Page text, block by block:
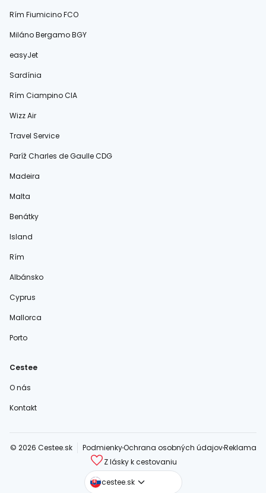
Rím Fiumicino FCO
Miláno Bergamo BGY
easyJet
Sardínia
Rím Ciampino CIA
Wizz Air
Travel Service
Paríž Charles de Gaulle CDG
Madeira
Malta
Benátky
Island
Rím
Albánsko
Cyprus
Mallorca
Porto
Cestee
O nás
Kontakt
© 2026 Cestee.sk PodmienkyOchrana osobných údajovReklama
Z lásky k cestovaniu
cestee.sk
cestee.com